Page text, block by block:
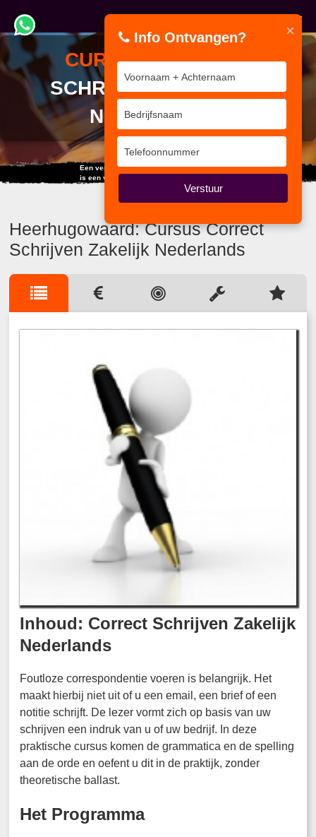
CURSUSCORRECT
SCHRIJVEN ZAKELIJK
NEDERLANDS
Een vergadering waarin iedereen het eens is,
is een verloren vergadering.
Heerhugowaard: Cursus Correct
Schrijven Zakelijk Nederlands
Inhoud: Correct Schrijven Zakelijk
Nederlands
Foutloze correspondentie voeren is belangrijk. Het
maakt hierbij niet uit of u een email, een brief of een
notitie schrijft. De lezer vormt zich op basis van uw
schrijven een indruk van u of uw bedrijf. In deze
praktische cursus komen de grammatica en de spelling
aan de orde en oefent u dit in de praktijk, zonder
theoretische ballast.
Het Programma
×
Info Ontvangen?
Verstuur